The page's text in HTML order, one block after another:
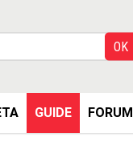
GUIDE FORUM